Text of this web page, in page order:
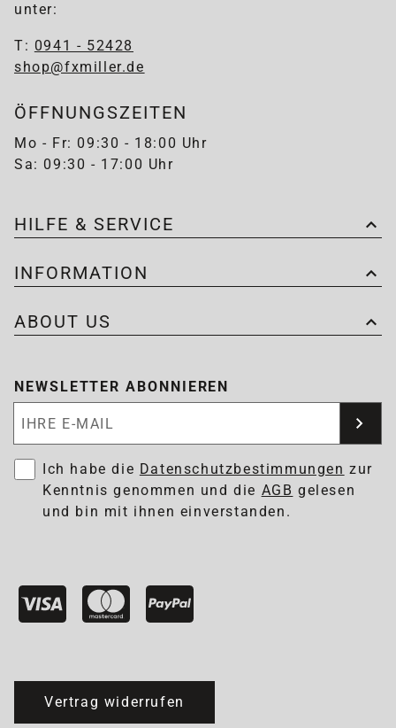
unter:
T: 0941 - 52428
shop@fxmiller.de
ÖFFNUNGSZEITEN
Mo - Fr: 09:30 - 18:00 Uhr
Sa: 09:30 - 17:00 Uhr
HILFE & SERVICE
INFORMATION
ABOUT US
NEWSLETTER ABONNIEREN
Ich habe die Datenschutzbestimmungen zur
Kenntnis genommen und die AGB gelesen
und bin mit ihnen einverstanden.
Vertrag widerrufen